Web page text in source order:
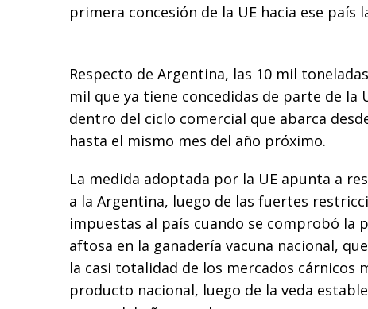
primera concesión de la UE hacia ese país
Respecto de Argentina, las 10 mil
mil que ya tiene concedidas de parte de la
dentro del ciclo comercial que abarca
hasta el mismo mes del año próximo.
La medida adoptada por la UE apunta a
a la Argentina, luego de las fuertes
impuestas al país cuando se comprobó la
aftosa en la ganadería vacuna nacional,
la casi totalidad de los mercados cárnicos
producto nacional, luego de la veda